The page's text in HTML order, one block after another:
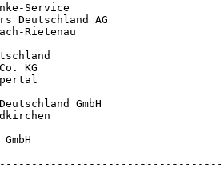
Service
Deutschland AG
Rietenau
KG
GmbH